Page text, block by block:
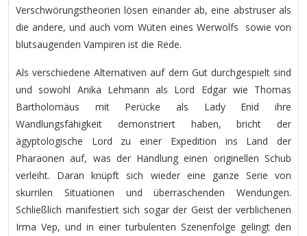
Verschwörungstheorien lösen einander ab, eine abstruser als
die andere, und auch vom Wüten eines Werwolfs sowie von
blutsaugenden Vampiren ist die Rede.
Als verschiedene Alternativen auf dem Gut durchgespielt sind
und sowohl Anika Lehmann als Lord Edgar wie Thomas
Bartholomäus mit Perücke als Lady Enid ihre
Wandlungsfähigkeit demonstriert haben, bricht der
ägyptologische Lord zu einer Expedition ins Land der
Pharaonen auf, was der Handlung einen originellen Schub
verleiht. Daran knüpft sich wieder eine ganze Serie von
skurrilen Situationen und überraschenden Wendungen.
Schließlich manifestiert sich sogar der Geist der verblichenen
Irma Vep, und in einer turbulenten Szenenfolge gelingt den